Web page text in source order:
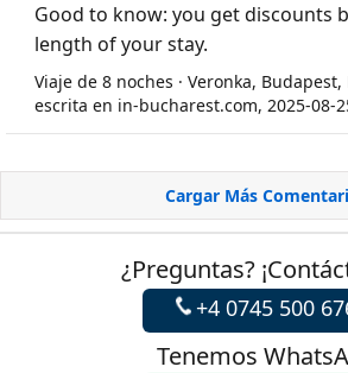
Good to know: you get discounts
length of your stay.
Viaje de 8 noches · Veronka,
escrita en in-bucharest.com, 2025-08-
Cargar Más
¿Preguntas?
+4 0745 500
Tenemos